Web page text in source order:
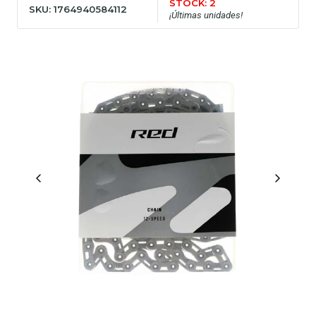
SKU: 1764940584112
STOCK: 2
¡Últimas unidades!